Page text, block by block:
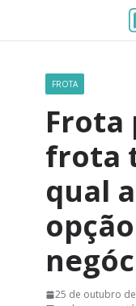
FROTA
Frota
frota
qual
25 de outubro de